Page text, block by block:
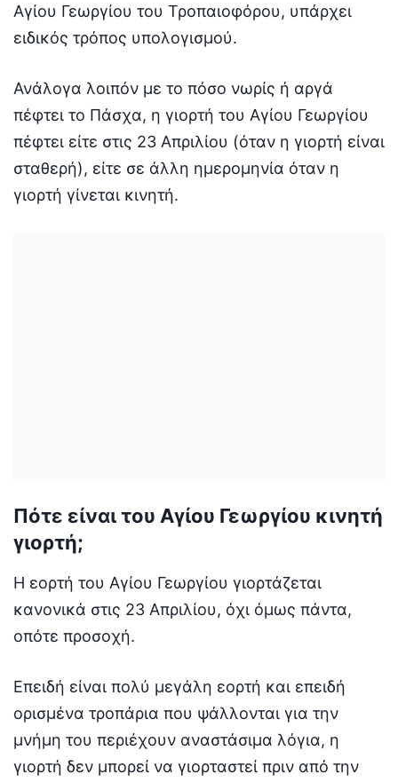
Αγίου Γεωργίου του Τροπαιοφόρου, υπάρχει
ειδικός τρόπος υπολογισμού.
Ανάλογα λοιπόν με το πόσο νωρίς ή αργά
πέφτει το Πάσχα, η γιορτή του Αγίου Γεωργίου
πέφτει είτε στις 23 Απριλίου (όταν η γιορτή είναι
σταθερή), είτε σε άλλη ημερομηνία όταν η
γιορτή γίνεται κινητή.
Πότε είναι του Αγίου Γεωργίου κινητή
γιορτή;
Η εορτή του Αγίου Γεωργίου γιορτάζεται
κανονικά στις 23 Απριλίου, όχι όμως πάντα,
οπότε προσοχή.
Επειδή είναι πολύ μεγάλη εορτή και επειδή
ορισμένα τροπάρια που ψάλλονται για την
μνήμη του περιέχουν αναστάσιμα λόγια, η
γιορτή δεν μπορεί να γιορταστεί πριν από την